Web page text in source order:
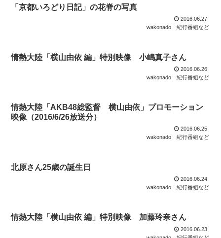
「京都いろどり日記」の花脊の写真
2016.06.27
wakonado
紀行番組など
情熱大陸「横山由依 編」特別映像 小嶋真子さん
2016.06.26
wakonado
紀行番組など
情熱大陸「AKB48総監督 横山由依」プロモーション
映像（2016/6/26放送分）
2016.06.25
wakonado
紀行番組など
北原さん25歳の誕生日
2016.06.24
wakonado
紀行番組など
情熱大陸「横山由依 編」特別映像 加藤玲奈さん
2016.06.23